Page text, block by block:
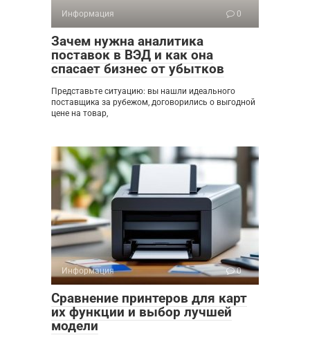
Информация 0
Зачем нужна аналитика
поставок в ВЭД и как она
спасает бизнес от убытков
Представьте ситуацию: вы нашли идеального
поставщика за рубежом, договорились о выгодной
цене на товар,
Информация 0
Сравнение принтеров для карт
их функции и выбор лучшей
модели